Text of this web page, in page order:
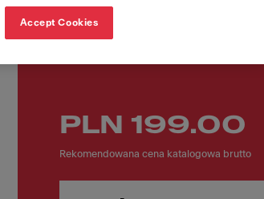
Numer katalogowy
PLN 199.00
Rekomendowana cena katalogowa brutto
Accept Cookies